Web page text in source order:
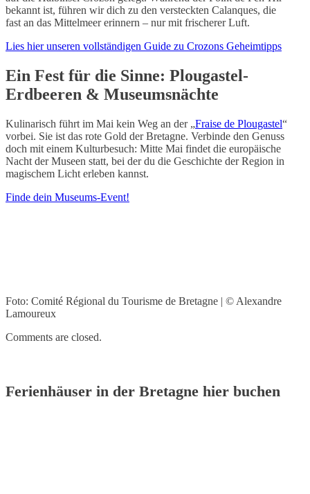
bekannt ist, führen wir dich zu den versteckten Calanques, die
fast an das Mittelmeer erinnern – nur mit frischerer Luft.
Lies hier unseren vollständigen Guide zu Crozons Geheimtipps
Ein Fest für die Sinne: Plougastel-
Erdbeeren & Museumsnächte
Kulinarisch führt im Mai kein Weg an der „Fraise de Plougastel“
vorbei. Sie ist das rote Gold der Bretagne. Verbinde den Genuss
doch mit einem Kulturbesuch: Mitte Mai findet die europäische
Nacht der Museen statt, bei der du die Geschichte der Region in
magischem Licht erleben kannst.
Finde dein Museums-Event!
Foto: Comité Régional du Tourisme de Bretagne | © Alexandre
Lamoureux
Comments are closed.
Ferienhäuser in der Bretagne hier buchen